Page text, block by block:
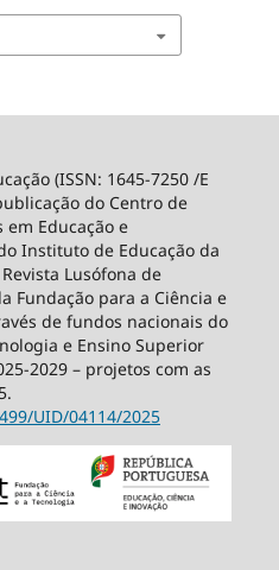
(ISSN: 1645-7250 /E
do Centro de
Educação e
Instituto de Educação da
Lusófona de
Fundação para a Ciência e
de fundos nacionais do
e Ensino Superior
2029 – projetos com as
UID/04114/2025